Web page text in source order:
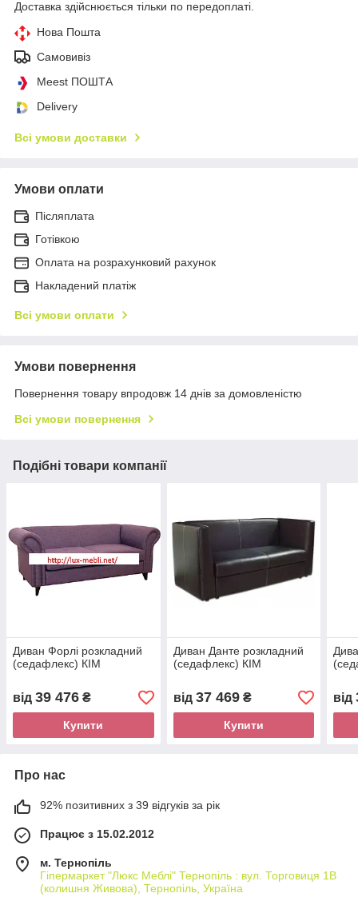
Доставка здійснюється тільки по передоплаті.
Нова Пошта
Самовивіз
Meest ПОШТА
Delivery
Всі умови доставки
Умови оплати
Післяплата
Готівкою
Оплата на розрахунковий рахунок
Накладений платіж
Всі умови оплати
Умови повернення
Повернення товару впродовж 14 днів за домовленістю
Всі умови повернення
Подібні товари компанії
Диван Форлі розкладний
(седафлекс) КІМ
від 39 476 ₴
Купити
Диван Данте розкладний
(седафлекс) КІМ
від 37 469₴
Купити
від
Про нас
92% позитивних з 39 відгуків за рік
Працює з 15.02.2012
м. Тернопіль
Гіпермаркет "Люкс Меблі" Тернопіль : вул. Торговиця 1В
(колишня Живова), Тернопіль, Україна